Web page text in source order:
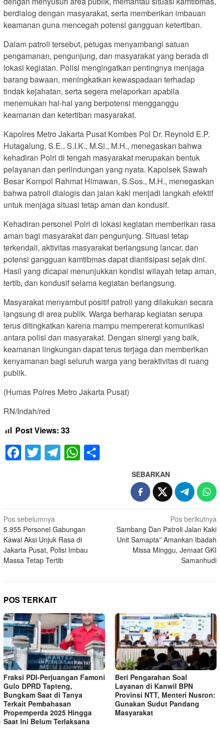
berdialog dengan masyarakat, serta memberikan imbauan
keamanan guna mencegah potensi gangguan ketertiban.
Dalam patroli tersebut, petugas menyambangi satuan
pengamanan, pengunjung, dan masyarakat yang berada di
lokasi kegiatan. Polisi mengingatkan pentingnya menjaga
barang bawaan, meningkatkan kewaspadaan terhadap
tindak kejahatan, serta segera melaporkan apabila
menemukan hal-hal yang berpotensi mengganggu
keamanan dan ketertiban masyarakat.
Kapolres Metro Jakarta Pusat Kombes Pol Dr. Reynold E.P.
Hutagalung, S.E., S.I.K., M.Si., M.H., menegaskan bahwa
kehadiran Polri di tengah masyarakat merupakan bentuk
pelayanan dan perlindungan yang nyata. Kapolsek Sawah
Besar Kompol Rahmat Himawan, S.Sos., M.H., menegaskan
bahwa patroli dialogis dan jalan kaki menjadi langkah efektif
untuk menjaga situasi tetap aman dan kondusif.
Kehadiran personel Polri di lokasi kegiatan memberikan rasa
aman bagi masyarakat dan pengunjung. Situasi tetap
terkendali, aktivitas masyarakat berlangsung lancar, dan
potensi gangguan kamtibmas dapat diantisipasi sejak dini.
Hasil yang dicapai menunjukkan kondisi wilayah tetap aman,
tertib, dan kondusif selama kegiatan berlangsung.
Masyarakat menyambut positif patroli yang dilakukan secara
langsung di area publik. Warga berharap kegiatan serupa
terus ditingkatkan karena mampu mempererat komunikasi
antara polisi dan masyarakat. Dengan sinergi yang baik,
keamanan lingkungan dapat terus terjaga dan memberikan
kenyamanan bagi seluruh warga yang beraktivitas di ruang
publik.
(Humas Polres Metro Jakarta Pusat)
RN/Indah/red
Post Views: 33
Facebook
TwitterTelegram
WhatsApp
SEBARKAN
Navigasi
pos
Pos sebelumnya
5.955 Personel Gabungan
Kawal Aksi Unjuk Rasa di
Jakarta Pusat, Polisi Imbau
Massa Tetap Tertib
Pos berikutnya
Sambang Dan Patroli Jalan Kaki
Unit Samapta” Amankan Ibadah
Missa Minggu, Jemaat GKI
Samanhudi
POS TERKAIT
Fraksi PDI-Perjuangan Famoni
Gulo DPRD Tapteng,
Bungkam Saat di Tanya
Terkait Pembahasan
Propemperda 2025 Hingga
Saat Ini Belum Terlaksana
Beri Pengarahan Soal
Layanan di Kanwil BPN
Provinsi NTT, Menteri Nusron:
Gunakan Sudut Pandang
Masyarakat